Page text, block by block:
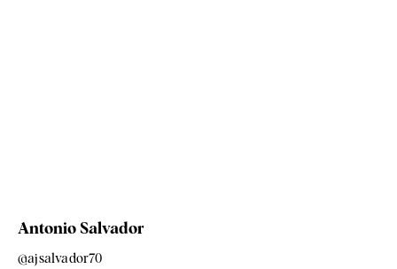
Antonio Salvador
@ajsalvador70